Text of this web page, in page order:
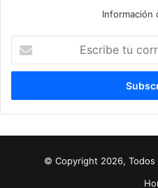
Información
correo
© Copyright 2026,